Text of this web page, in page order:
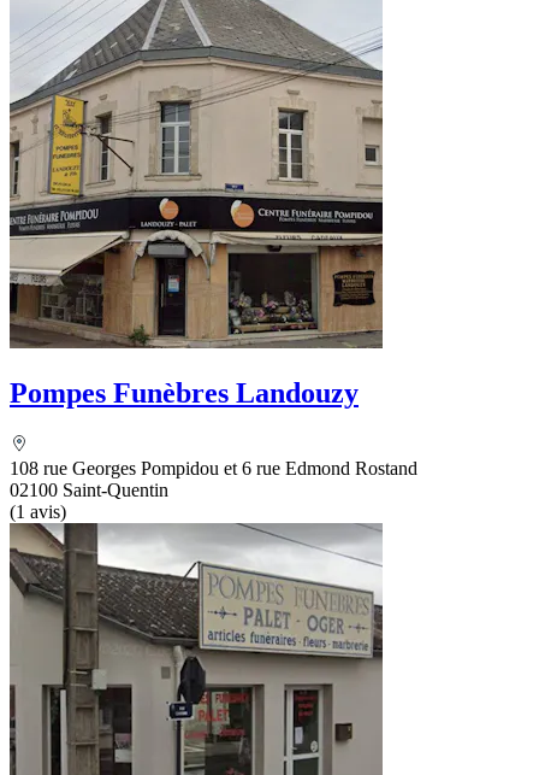
Pompes Funèbres Landouzy
108 rue Georges Pompidou et 6 rue Edmond Rostand
02100 Saint-Quentin
(1 avis)